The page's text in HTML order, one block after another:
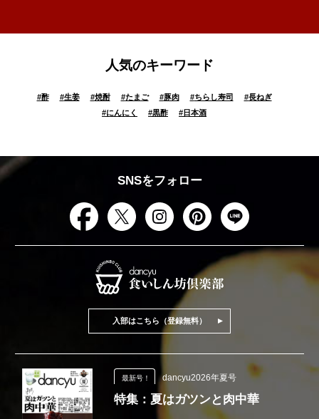
人気のキーワード
#酢 #生姜 #焼酎 #たまご #豚肉 #ちらし寿司 #長ねぎ
#にんにく #黒酢 #日本酒
SNSをフォロー
入部はこちら（登録無料）
最新号！ dancyu2026年夏号
特集：夏はガツンと肉中華